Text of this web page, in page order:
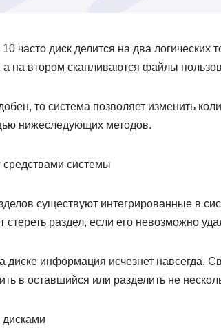
часто диск делится на два
на втором скапливаются файлы
то система позволяет изменить
нижеследующих методов.
средствами системы
существуют интегрированные в
стереть раздел, если его невозможно
диске информация исчезнет навсегда.
в оставшийся или разделить не
дисками